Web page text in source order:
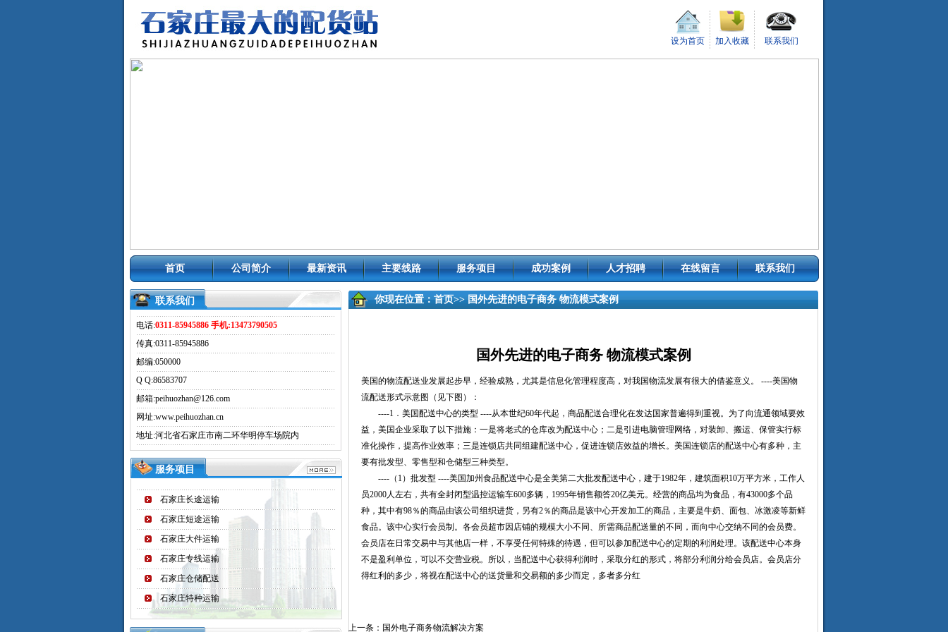
设为首页 加入收藏 联系我们
首页 公司简介 最新资讯 主要线路 服务项目 成功案例 人才招聘 在线留言 联系我们
联系我们
电话:0311-85945886 手机:13473790505
传真:0311-85945886
邮编:050000
Q Q:86583707
邮箱:peihuozhan@126.com
网址:www.peihuozhan.cn
地址:河北省石家庄市南二环华明停车场院内
服务项目
石家庄长途运输
石家庄短途运输
石家庄大件运输
石家庄专线运输
石家庄仓储配送
石家庄特种运输
你现在位置：首页>> 国外先进的电子商务 物流模式案例
国外先进的电子商务 物流模式案例
美国的物流配送业发展起步早，经验成熟，尤其是信息化管理程度高，对我国物流发展有很大的借鉴意义。 ----美国物
流配送形式示意图（见下图）：
----1．美国配送中心的类型 ----从本世纪60年代起，商品配送合理化在发达国家普遍得到重视。为了向流通领域要效
益，美国企业采取了以下措施：一是将老式的仓库改为配送中心；二是引进电脑管理网络，对装卸、搬运、保管实行标
准化操作，提高作业效率；三是连锁店共同组建配送中心，促进连锁店效益的增长。美国连锁店的配送中心有多种，主
要有批发型、零售型和仓储型三种类型。
----（1）批发型 ----美国加州食品配送中心是全美第二大批发配送中心，建于1982年，建筑面积10万平方米，工作人
员2000人左右，共有全封闭型温控运输车600多辆，1995年销售额答20亿美元。经营的商品均为食品，有43000多个品
种，其中有98％的商品由该公司组织进货，另有2％的商品是该中心开发加工的商品，主要是牛奶、面包、冰激凌等新鲜
食品。该中心实行会员制。各会员超市因店铺的规模大小不同、所需商品配送量的不同，而向中心交纳不同的会员费。
会员店在日常交易中与其他店一样，不享受任何特殊的待遇，但可以参加配送中心的定期的利润处理。该配送中心本身
不是盈利单位，可以不交营业税。所以，当配送中心获得利润时，采取分红的形式，将部分利润分给会员店。会员店分
得红利的多少，将视在配送中心的送货量和交易额的多少而定，多者多分红
上一条： 国外电子商务物流解决方案